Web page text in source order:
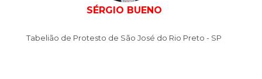
SÉRGIO BUENO
Tabelião de Protesto de São José do Rio Preto - SP